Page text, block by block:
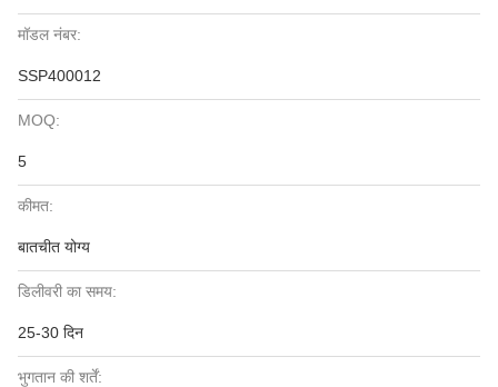
मॉडल नंबर:
SSP400012
MOQ:
5
कीमत:
बातचीत योग्य
डिलीवरी का समय:
25-30 दिन
भुगतान की शर्तें: